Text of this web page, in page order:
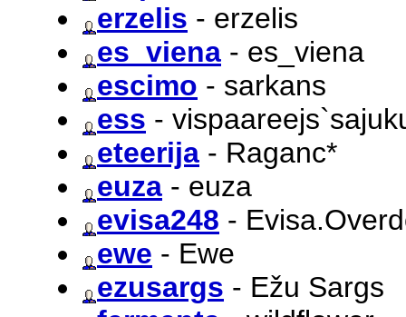
erzelis - erzelis
es_viena - es_viena
escimo - sarkans
ess -
eteerija - Raganc*
euza - euza
evisa248 -
ewe - Ewe
ezusargs - Ežu Sargs